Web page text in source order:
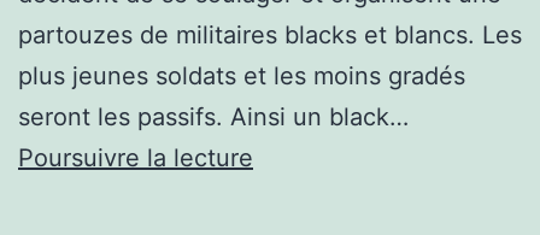
partouzes de militaires blacks et blancs. Les
plus jeunes soldats et les moins gradés
seront les passifs. Ainsi un black…
Poursuivre la lecture